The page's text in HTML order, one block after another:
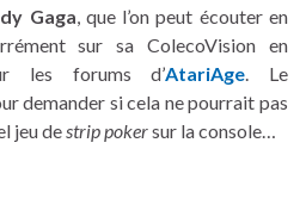
Gaga , que l’on peut écouter en
sur sa ColecoVision en
les forums d’AtariAge . Le
demander si cela ne pourrait pas
jeu de strip pokersur la console…